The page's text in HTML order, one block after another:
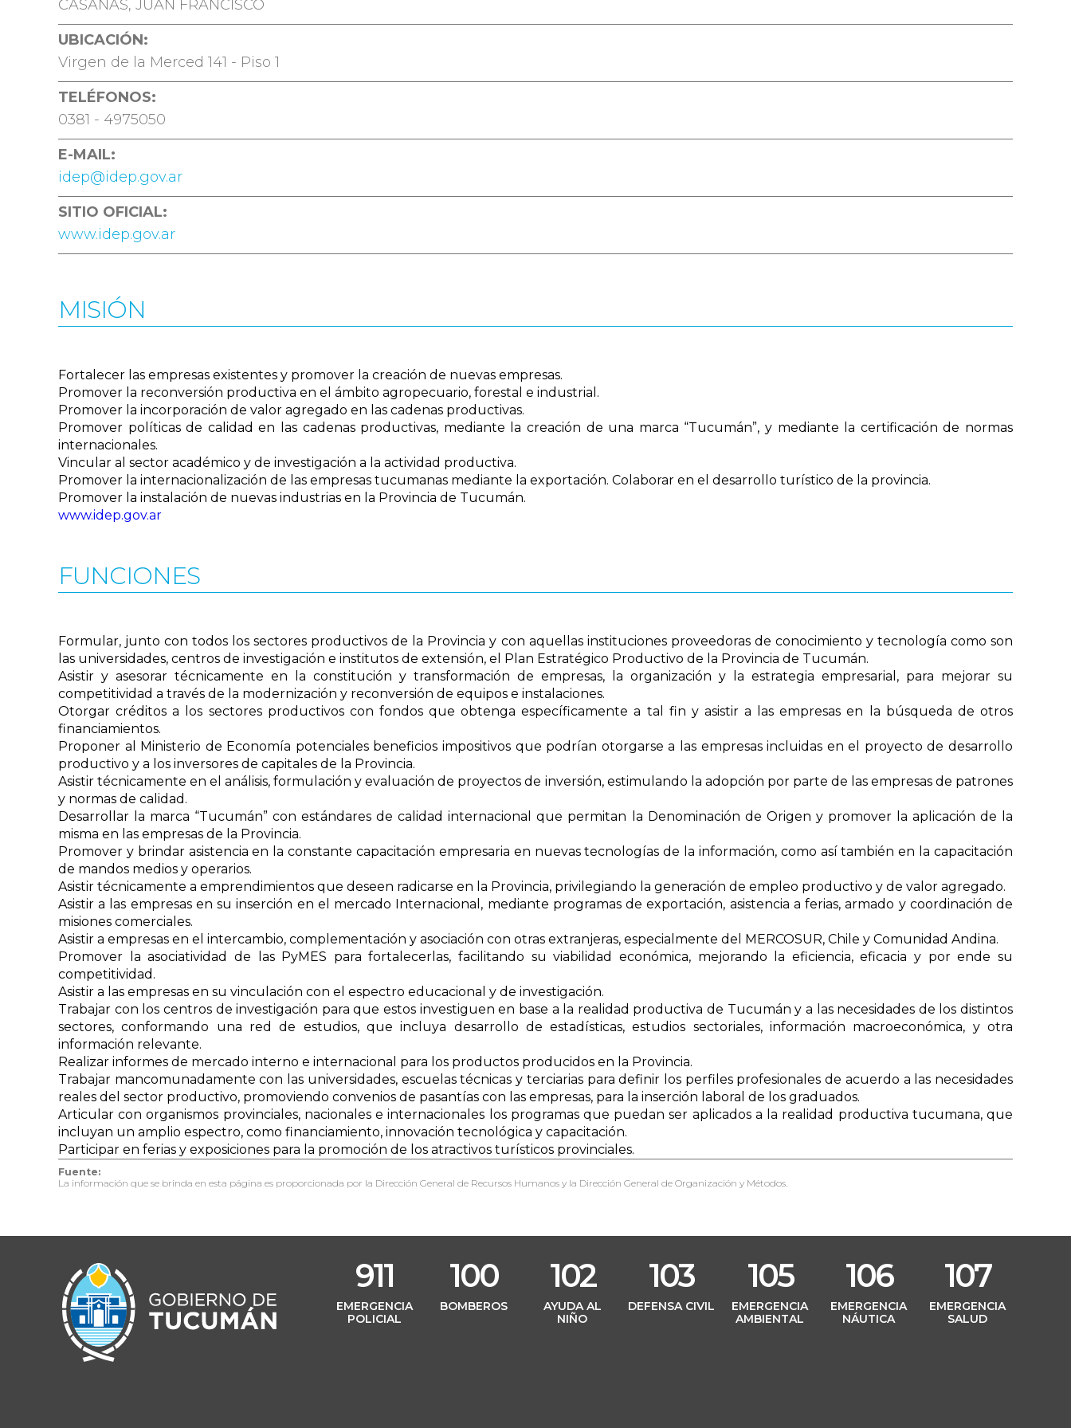
CASAÑAS, JUAN FRANCISCO
UBICACIÓN:
Virgen de la Merced 141 - Piso 1
TELÉFONOS:
0381 - 4975050
E-MAIL:
idep@idep.gov.ar
SITIO OFICIAL:
www.idep.gov.ar
MISIÓN
Fortalecer las empresas existentes y promover la creación de nuevas empresas.
Promover la reconversión productiva en el ámbito agropecuario, forestal e industrial.
Promover la incorporación de valor agregado en las cadenas productivas.
Promover políticas de calidad en las cadenas productivas, mediante la creación de una marca “Tucumán”, y mediante la certificación de normas
internacionales.
Vincular al sector académico y de investigación a la actividad productiva.
Promover la internacionalización de las empresas tucumanas mediante la exportación. Colaborar en el desarrollo turístico de la provincia.
Promover la instalación de nuevas industrias en la Provincia de Tucumán.
www.idep.gov.ar
FUNCIONES
Formular, junto con todos los sectores productivos de la Provincia y con aquellas instituciones proveedoras de conocimiento y tecnología como son
las universidades, centros de investigación e institutos de extensión, el Plan Estratégico Productivo de la Provincia de Tucumán.
Asistir y asesorar técnicamente en la constitución y transformación de empresas, la organización y la estrategia empresarial, para mejorar su
competitividad a través de la modernización y reconversión de equipos e instalaciones.
Otorgar créditos a los sectores productivos con fondos que obtenga específicamente a tal fin y asistir a las empresas en la búsqueda de otros
financiamientos.
Proponer al Ministerio de Economía potenciales beneficios impositivos que podrían otorgarse a las empresas incluidas en el proyecto de desarrollo
productivo y a los inversores de capitales de la Provincia.
Asistir técnicamente en el análisis, formulación y evaluación de proyectos de inversión, estimulando la adopción por parte de las empresas de patrones
y normas de calidad.
Desarrollar la marca “Tucumán” con estándares de calidad internacional que permitan la Denominación de Origen y promover la aplicación de la
misma en las empresas de la Provincia.
Promover y brindar asistencia en la constante capacitación empresaria en nuevas tecnologías de la información, como así también en la capacitación
de mandos medios y operarios.
Asistir técnicamente a emprendimientos que deseen radicarse en la Provincia, privilegiando la generación de empleo productivo y de valor agregado.
Asistir a las empresas en su inserción en el mercado Internacional, mediante programas de exportación, asistencia a ferias, armado y coordinación de
misiones comerciales.
Asistir a empresas en el intercambio, complementación y asociación con otras extranjeras, especialmente del MERCOSUR, Chile y Comunidad Andina.
Promover la asociatividad de las PyMES para fortalecerlas, facilitando su viabilidad económica, mejorando la eficiencia, eficacia y por ende su
competitividad.
Asistir a las empresas en su vinculación con el espectro educacional y de investigación.
Trabajar con los centros de investigación para que estos investiguen en base a la realidad productiva de Tucumán y a las necesidades de los distintos
sectores, conformando una red de estudios, que incluya desarrollo de estadísticas, estudios sectoriales, información macroeconómica, y otra
información relevante.
Realizar informes de mercado interno e internacional para los productos producidos en la Provincia.
Trabajar mancomunadamente con las universidades, escuelas técnicas y terciarias para definir los perfiles profesionales de acuerdo a las necesidades
reales del sector productivo, promoviendo convenios de pasantías con las empresas, para la inserción laboral de los graduados.
Articular con organismos provinciales, nacionales e internacionales los programas que puedan ser aplicados a la realidad productiva tucumana, que
incluyan un amplio espectro, como financiamiento, innovación tecnológica y capacitación.
Participar en ferias y exposiciones para la promoción de los atractivos turísticos provinciales.
Fuente:
La información que se brinda en esta página es proporcionada por la Dirección General de Recursos Humanos y la Dirección General de Organización y Métodos.
911
EMERGENCIA
POLICIAL
100
BOMBEROS
102
AYUDA AL
NIÑO
103
DEFENSA CIVIL
105
EMERGENCIA
AMBIENTAL
106
EMERGENCIA
NÁUTICA
107
EMERGENCIA
SALUD